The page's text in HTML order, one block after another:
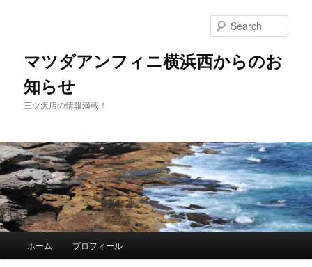
マツダアンフィニ横浜西からのお
知らせ
三ツ沢店の情報満載！
Skip
ホーム プロフィール